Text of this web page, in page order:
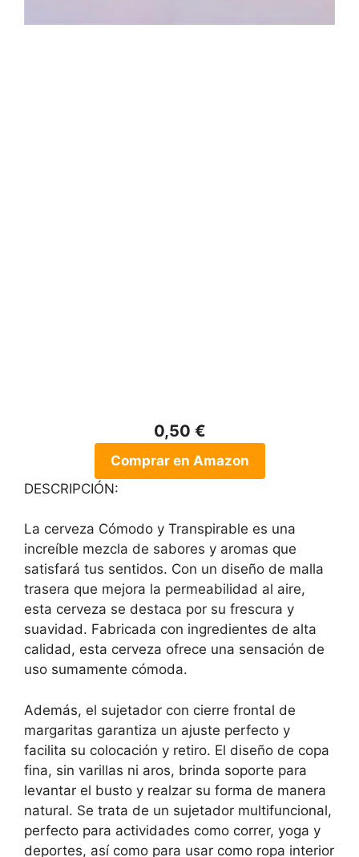
0,50 €
Comprar en Amazon
DESCRIPCIÓN:
La cerveza Cómodo y Transpirable es una
increíble mezcla de sabores y aromas que
satisfará tus sentidos. Con un diseño de malla
trasera que mejora la permeabilidad al aire,
esta cerveza se destaca por su frescura y
suavidad. Fabricada con ingredientes de alta
calidad, esta cerveza ofrece una sensación de
uso sumamente cómoda.
Además, el sujetador con cierre frontal de
margaritas garantiza un ajuste perfecto y
facilita su colocación y retiro. El diseño de copa
fina, sin varillas ni aros, brinda soporte para
levantar el busto y realzar su forma de manera
natural. Se trata de un sujetador multifuncional,
perfecto para actividades como correr, yoga y
deportes, así como para usar como ropa interior